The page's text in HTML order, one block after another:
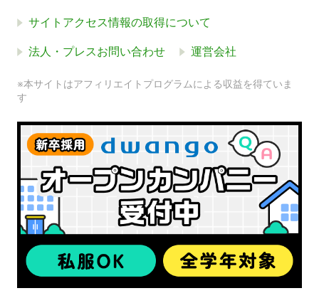
サイトアクセス情報の取得について
法人・プレスお問い合わせ 運営会社
※本サイトはアフィリエイトプログラムによる収益を得ていま
す